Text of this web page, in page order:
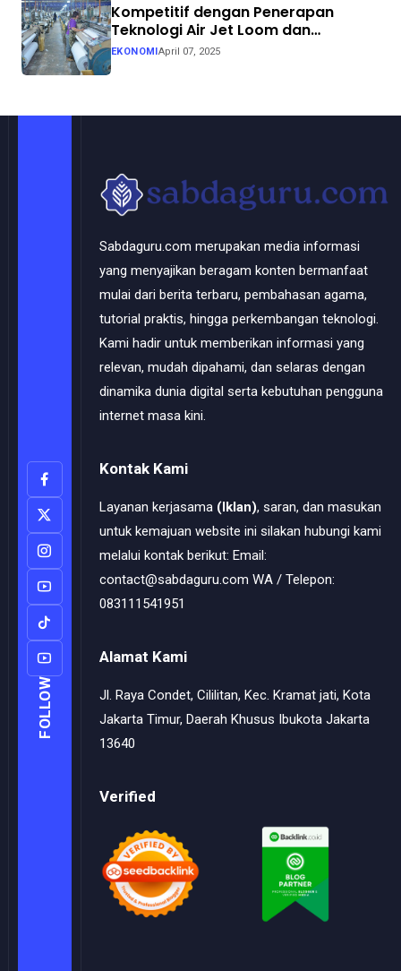
Kompetitif dengan Penerapan
Teknologi Air Jet Loom dan
Continuous Dyeing di CV. Garuda
Solo Perkasa
EKONOMIApril 07, 2025
FOLLOW
Sabdaguru.com merupakan media informasi
yang menyajikan beragam konten bermanfaat
mulai dari berita terbaru, pembahasan agama,
tutorial praktis, hingga perkembangan teknologi.
Kami hadir untuk memberikan informasi yang
relevan, mudah dipahami, dan selaras dengan
dinamika dunia digital serta kebutuhan pengguna
internet masa kini.
Kontak Kami
Layanan kerjasama (Iklan), saran, dan masukan
untuk kemajuan website ini silakan hubungi kami
melalui kontak berikut: Email:
contact@sabdaguru.com WA / Telepon:
083111541951
Alamat Kami
Jl. Raya Condet, Cililitan, Kec. Kramat jati, Kota
Jakarta Timur, Daerah Khusus Ibukota Jakarta
13640
Verified